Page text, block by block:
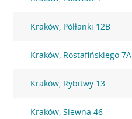
Kraków, Półłanki 12B
Kraków, Rostafińskiego 7A
Kraków, Rybitwy 13
Kraków, Siewna 46